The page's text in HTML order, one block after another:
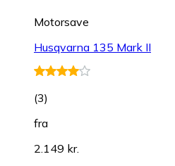
Motorsave
Husqvarna 135 Mark II
(3)
fra
2.149 kr.